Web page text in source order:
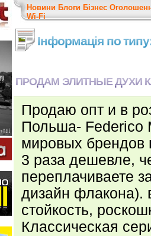
Новини Блоги Бізнес
Wi-Fi
Інформація по
ПРОДАМ ЭЛИТНЫЕ ДУХИ
Продаю опт и в
Польша- Federico
мировых брендов
3 раза дешевле,
переплачиваете
дизайн флакона).
стойкость,
Классическая